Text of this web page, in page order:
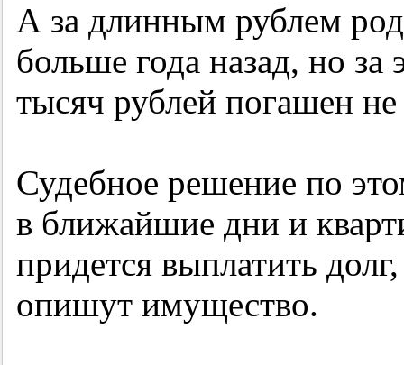
А за длинным рублем
больше года назад, но за
тысяч рублей погашен
Судебное решение по
в ближайшие дни и
придется выплатить
опишут имущество.